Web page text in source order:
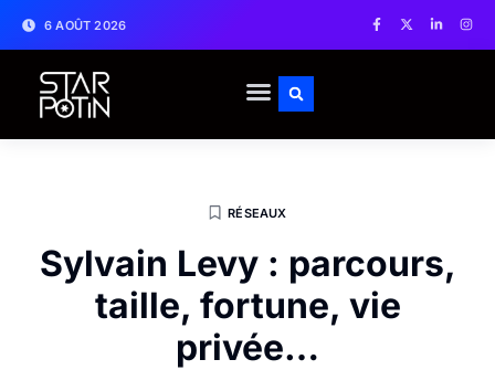
6 AOÛT 2026
RÉSEAUX
Sylvain Levy : parcours,
taille, fortune, vie
privée…